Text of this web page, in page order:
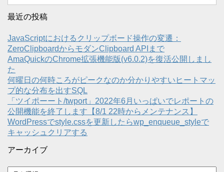
最近の投稿
JavaScriptにおけるクリップボード操作の変遷：
ZeroClipboardからモダンClipboard APIまで
AmaQuickのChrome拡張機能版(v6.0.2)を復活公開しまし
た
何曜日の何時ころがピークなのか分かりやすいヒートマッ
プ的な分布を出すSQL
「ツイポーート/twport」2022年6月いっぱいでレポートの
公開機能を終了します【8/1 22時からメンテナンス】
WordPressでstyle.cssを更新したらwp_enqueue_styleで
キャッシュクリアする
アーカイブ